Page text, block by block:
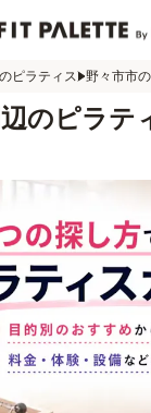
ピラティス 野々市市
のピラテ